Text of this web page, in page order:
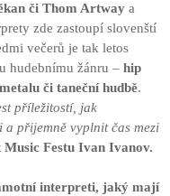
či Thom Artway a
zde zastoupí slovenští
večerů je tak letos
hudebnímu žánru – hip
či taneční hudbě.
příležitostí, jak
a přijemně vyplnit čas mezi
Festu Ivan Ivanov.
interpreti, jaký mají